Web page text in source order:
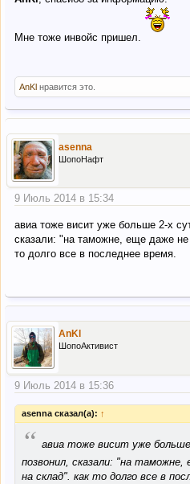
Мне тоже инвойс пришел.
AnKl нравится это.
asenna
ШопоНафт
9 Июль 2014 в 15:34
авиа тоже висит уже больше 2-х
сказали: "на таможне, еще даже
то долго все в последнее время.
AnKl
ШопоАктивист
9 Июль 2014 в 15:36
asenna сказал(а): ↑
“ авиа тоже висит уже
позвонил, сказали: "на
на склад". как то долго все в